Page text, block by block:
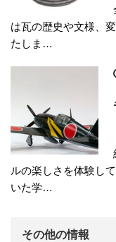
は瓦の歴史や文様、
たしま…
ルの楽しさを体験し
いた学…
その他の情報